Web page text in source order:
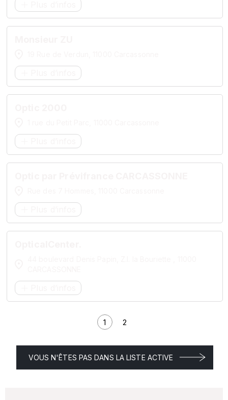
Page courante
1 2
VOUS N'ÊTES PAS DANS LA LISTE ACTIVE